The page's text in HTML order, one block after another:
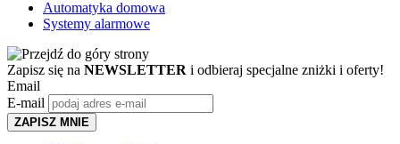
Automatyka domowa
Systemy alarmowe
Zapisz się na NEWSLETTER i odbieraj specjalne zniżki i oferty!
Email
E-mail
ZAPISZ MNIE